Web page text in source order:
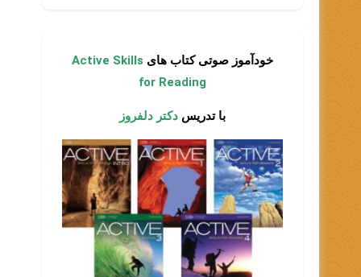
خودآموز صوتی کتاب های Active Skills
for Reading
با تدریس دکتر دلفروز